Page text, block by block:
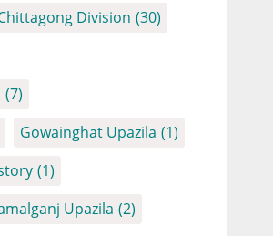
Division (30)
(7)
Gowainghat Upazila (1)
(1)
Upazila (2)